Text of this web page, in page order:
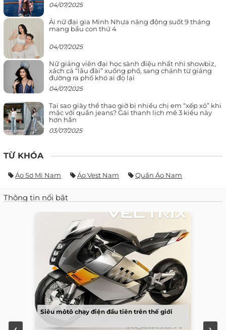
04/07/2025
Ái nữ đại gia Minh Nhựa năng động suốt 9 tháng
mang bầu con thứ 4
04/07/2025
Nữ giảng viên đại học sành điệu nhất nhì showbiz,
xách cả “lâu đài” xuống phố, sang chảnh từ giảng
đường ra phố khó ai đọ lại
04/07/2025
Tại sao giày thể thao giờ bị nhiều chị em “xếp xó” khi
mặc với quần jeans? Gái thanh lịch mê 3 kiểu này
hơn hẳn
03/07/2025
TỪ KHÓA
Áo Sơ Mi Nam Áo Vest Nam Quần Áo Nam
Thông tin nổi bật
Siêu môtô chạy điện đầu tiên trên thế giới